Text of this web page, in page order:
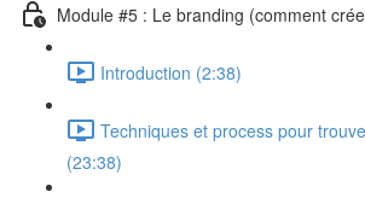
Module #5 : Le branding (comment
Introduction (2:38)
Techniques et process pour
(23:38)